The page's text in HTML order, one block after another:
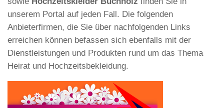
unserem Portal auf jeden Fall. Die folgenden
Anbieterfirmen, die Sie über nachfolgenden Links
erreichen können befassen sich ebenfalls mit der
Dienstleistungen und Produkten rund um das Thema
Heirat und Hochzeitsbekleidung.